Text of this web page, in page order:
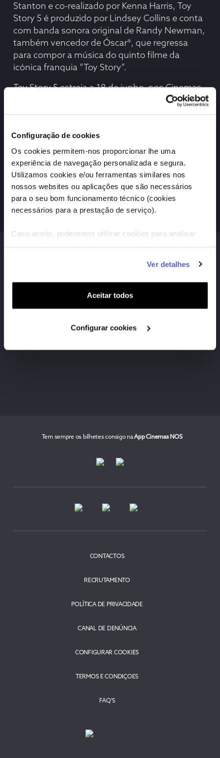
Configuração de cookies
Os cookies permitem-nos proporcionar lhe uma
experiência de navegação personalizada e segura.
Utilizamos cookies e/ou ferramentas similares nos
nossos websites ou aplicações que são necessários
para o seu bom funcionamento técnico (cookies
necessários para a prestação de serviço).
Caso aceite, poderemos utilizar cookies para analisar
funcionalidades (cookies de personalização e
funcionalidade) e adaptar anúncios aos seus interesses
(cookies de publicidade personalizada). Pode gerir a
Ver detalhes
Aceitar todos
Configurar cookies
Stanton e co-realizado por Kenna Harris, Toy
Story 5 é produzido por Lindsey Collins e conta
com banda sonora original de Randy Newman,
também vencedor de Óscar®, que regressa
para compor a música do quinto filme da
icónica franquia “Toy Story”.
Toy Story 5 estreia a 18 de junho, nos Cinemas
viagem à Disneyland Paris® com o Toy Story 5
Passatempo
Tem sempre os bilhetes consigo naApp Cinemas NOS
CONTACTOS
RECRUTAMENTO
POLÍTICA DE PRIVACIDADE
CANAL DE DENÚNCIA
CONFIGURAR COOKIES
TERMOS E CONDIÇOES
FAQ'S